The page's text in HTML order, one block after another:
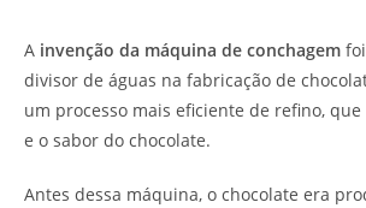
A invenção da máquina de conchagem
divisor de águas na fabricação de
um processo mais eficiente de refino,
e o sabor do chocolate.
Antes dessa máquina, o chocolate era